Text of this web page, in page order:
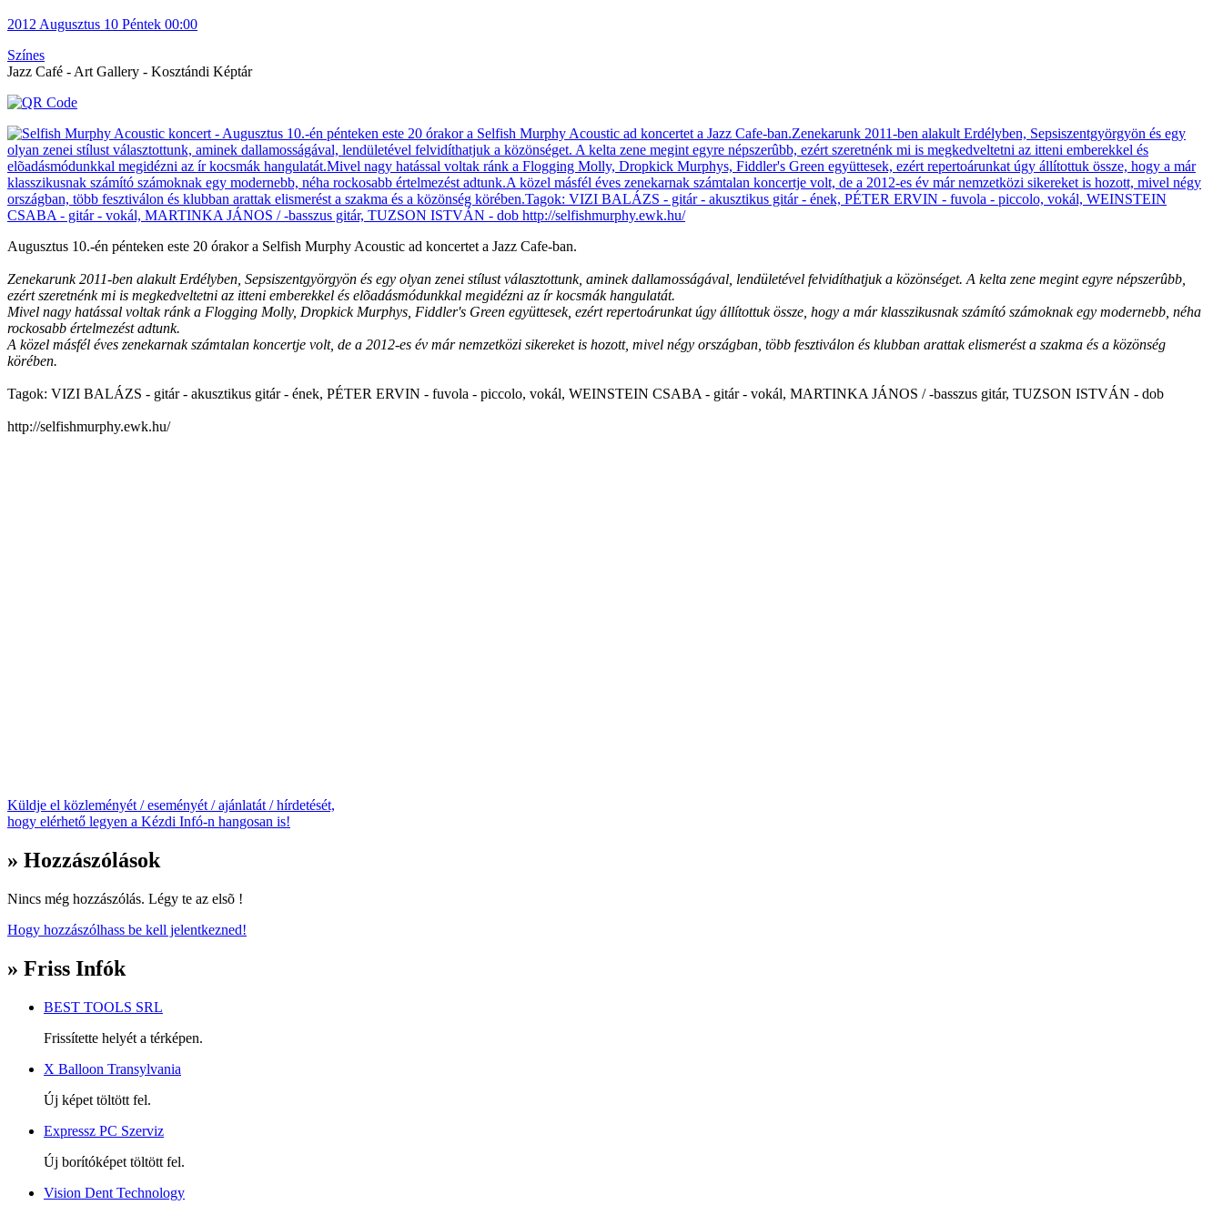
2012 Augusztus 10 Péntek 00:00
Színes
Jazz Café - Art Gallery - Kosztándi Képtár
Augusztus 10.-én pénteken este 20 órakor a Selfish Murphy Acoustic ad koncertet a Jazz Cafe-ban.
Zenekarunk 2011-ben alakult Erdélyben, Sepsiszentgyörgyön és egy olyan zenei stílust választottunk, aminek dallamosságával, lendületével felvidíthatjuk a közönséget. A kelta zene megint egyre népszerûbb,
ezért szeretnénk mi is megkedveltetni az itteni emberekkel és elõadásmódunkkal megidézni az ír kocsmák hangulatát.
Mivel nagy hatással voltak ránk a Flogging Molly, Dropkick Murphys, Fiddler's Green együttesek, ezért repertoárunkat úgy állítottuk össze, hogy a már klasszikusnak számító számoknak egy modernebb, néha
rockosabb értelmezést adtunk.
A közel másfél éves zenekarnak számtalan koncertje volt, de a 2012-es év már nemzetközi sikereket is hozott, mivel négy országban, több fesztiválon és klubban arattak elismerést a szakma és a közönség
körében.
Tagok: VIZI BALÁZS - gitár - akusztikus gitár - ének, PÉTER ERVIN - fuvola - piccolo, vokál, WEINSTEIN CSABA - gitár - vokál, MARTINKA JÁNOS / -basszus gitár, TUZSON ISTVÁN - dob
http://selfishmurphy.ewk.hu/
Küldje el közleményét / eseményét / ajánlatát / hírdetését,
hogy elérhető legyen a Kézdi Infó-n hangosan is!
» Hozzászólások
Nincs még hozzászólás. Légy te az elsõ !
Hogy hozzászólhass be kell jelentkezned!
» Friss Infók
BEST TOOLS SRL
Frissítette helyét a térképen.
X Balloon Transylvania
Új képet töltött fel.
Expressz PC Szerviz
Új borítóképet töltött fel.
Vision Dent Technology